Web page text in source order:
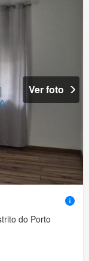
Ver foto
do Porto